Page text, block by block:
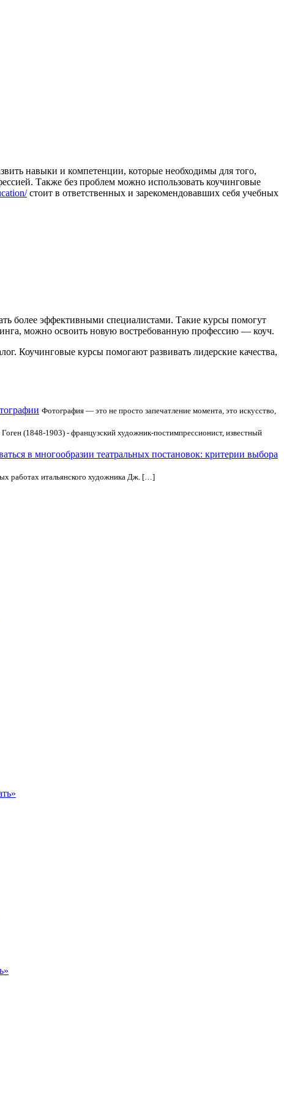
навыки и компетенции, которые необходимы для того,
Также без проблем можно использовать коучинговые
стоит в ответственных и зарекомендовавших себя учебных
более эффективными специалистами. Такие курсы помогут
можно освоить новую востребованную профессию — коуч.
Коучинговые курсы помогают развивать лидерские качества,
Фотография — это не просто запечатление момента, это искусство,
(1848-1903) - французский художник-постимпрессионист, известный
в многообразии театральных постановок: критерии выбора
работах итальянского художника Дж. […]